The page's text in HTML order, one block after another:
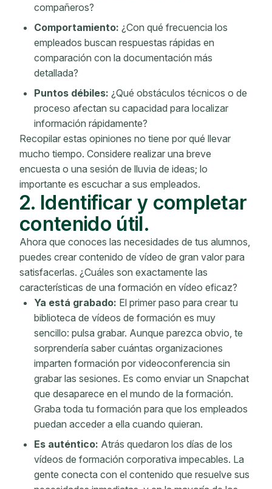
compañeros?
Comportamiento: ¿Con qué frecuencia los
empleados buscan respuestas rápidas en
comparación con la documentación más
detallada?
Puntos débiles: ¿Qué obstáculos técnicos o de
proceso afectan su capacidad para localizar
información rápidamente?
Recopilar estas opiniones no tiene por qué llevar
mucho tiempo. Considere realizar una breve
encuesta o una sesión de lluvia de ideas; lo
importante es escuchar a sus empleados.
2. Identificar y completar
contenido útil.
Ahora que conoces las necesidades de tus alumnos,
puedes crear contenido de vídeo de gran valor para
satisfacerlas. ¿Cuáles son exactamente las
características de una formación en vídeo eficaz?
Ya está grabado: El primer paso para crear tu
biblioteca de vídeos de formación es muy
sencillo: pulsa grabar. Aunque parezca obvio, te
sorprendería saber cuántas organizaciones
imparten formación por videoconferencia sin
grabar las sesiones. Es como enviar un Snapchat
que desaparece en el mundo de la formación.
Graba toda tu formación para que los empleados
puedan acceder a ella cuando quieran.
Es auténtico: Atrás quedaron los días de los
vídeos de formación corporativa impecables. La
gente conecta con el contenido que resuelve sus